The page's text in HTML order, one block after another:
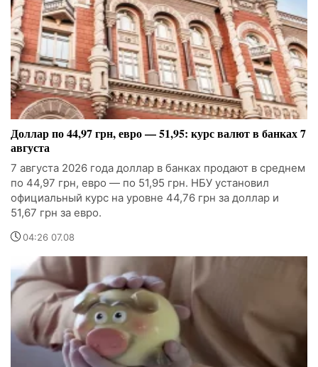
Доллар по 44,97 грн, евро — 51,95: курс валют в банках 7
августа
7 августа 2026 года доллар в банках продают в среднем
по 44,97 грн, евро — по 51,95 грн. НБУ установил
официальный курс на уровне 44,76 грн за доллар и
51,67 грн за евро.
04:26 07.08